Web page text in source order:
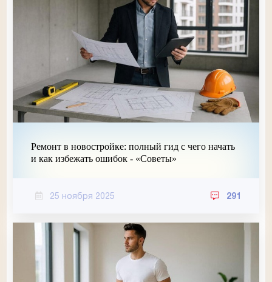
Ремонт в новостройке: полный гид с чего начать
и как избежать ошибок - «Советы»
25 ноября 2025 291